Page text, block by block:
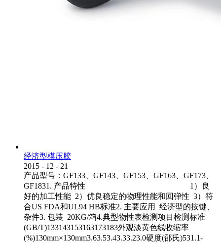
经济型模压胶
2015 - 12 - 21
产品型号：GF133、GF143、GF153、GF163、GF173、
GF1831. 产品特性 1）良
好的加工性能 2）优良稳定的物理性能和回弹性 3）符
合US FDA和UL94 HB标准2. 主要应用 经济型的按键、
杂件3. 包装 20KG/箱4.典型物性表检测项目检测标准
(GB/T)133143153163173183外观淡黄色线收缩率
(%)130mm×130mm3.63.53.43.33.23.0硬度(邵氏)531.1-